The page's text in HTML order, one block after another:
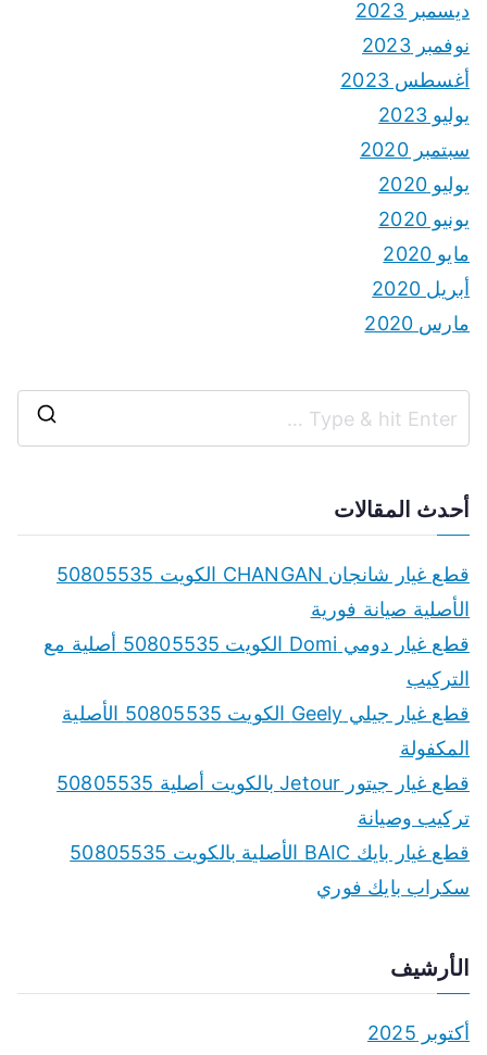
ديسمبر 2023
نوفمبر 2023
أغسطس 2023
يوليو 2023
سبتمبر 2020
يوليو 2020
يونيو 2020
مايو 2020
أبريل 2020
مارس 2020
r
أحدث المقالات
قطع غيار شانجان CHANGAN الكويت 50805535
الأصلية صيانة فورية
قطع غيار دومي Domi الكويت 50805535 أصلية مع
التركيب
قطع غيار جيلي Geely الكويت 50805535 الأصلية
المكفولة
قطع غيار جيتور Jetour بالكويت أصلية 50805535
تركيب وصيانة
قطع غيار بايك BAIC الأصلية بالكويت 50805535
سكراب بايك فوري
الأرشيف
أكتوبر 2025